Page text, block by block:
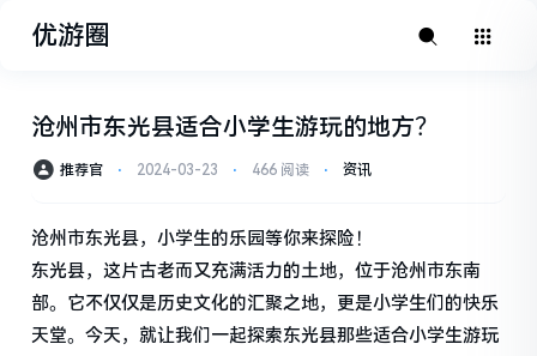
优游圈
沧州市东光县适合小学生游玩的地方？
推荐官 ⋅ 2024-03-23 ⋅ 466 阅读 ⋅ 资讯
沧州市东光县，小学生的乐园等你来探险！
东光县，这片古老而又充满活力的土地，位于沧州市东南
部。它不仅仅是历史文化的汇聚之地，更是小学生们的快乐
天堂。今天，就让我们一起探索东光县那些适合小学生游玩